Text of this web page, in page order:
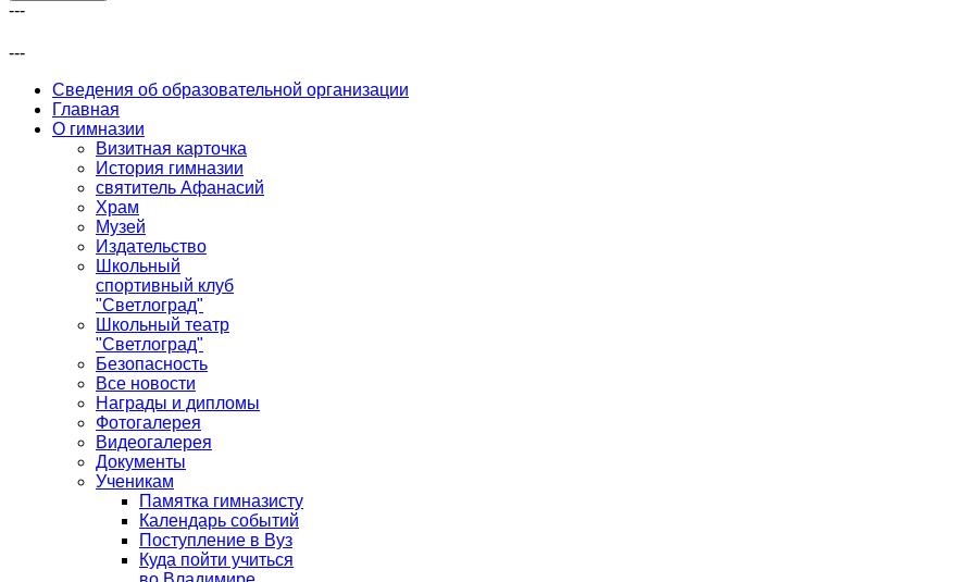
---
---
Сведения об образовательной организации
Главная
О гимназии
Визитная карточка
История гимназии
святитель Афанасий
Храм
Музей
Издательство
Школьный
спортивный клуб
"Светлоград"
Школьный театр
"Светлоград"
Безопасность
Все новости
Награды и дипломы
Фотогалерея
Видеогалерея
Документы
Ученикам
Памятка гимназисту
Календарь событий
Поступление в Вуз
Куда пойти учиться